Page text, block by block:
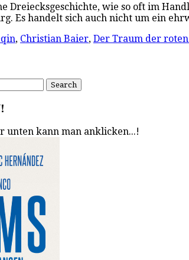
Dreiecksgeschichte, wie so oft im
Es handelt sich auch nicht um ein
, Christian Baier, Der Traum der
unten kann man anklicken...!